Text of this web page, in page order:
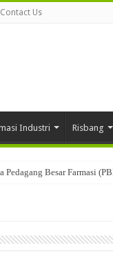
Contact Us
Industri Risbang
Besar Farmasi